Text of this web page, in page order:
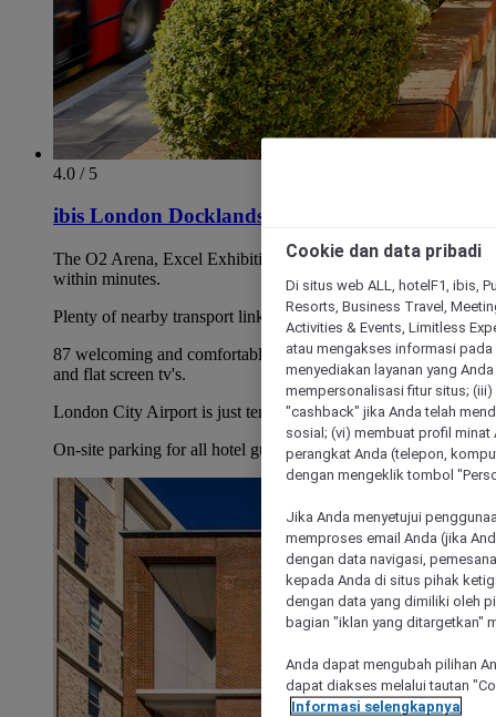
4.0 / 5
ibis London Docklands Canary Wharf
The O2 Arena, Excel Exhibition Centre and Canary Wharf
within minutes.
Plenty of nearby transport links.
87 welcoming and comfortable rooms with power showers
and flat screen tv's.
London City Airport is just ten minutes away.
On-site parking for all hotel guests (payable).
Cookie dan data pribadi
Di situs web ALL, hotelF1, ibis,
Resorts, Business Travel,
Activities & Events, Limitless
atau mengakses informasi
menyediakan layanan yang
mempersonalisasi fitur situs;
"cashback" jika Anda telah
sosial; (vi) membuat profil
perangkat Anda (telepon,
dengan mengeklik tombol
Jika Anda menyetujui
memproses email Anda (jika
dengan data navigasi,
kepada Anda di situs pihak
dengan data yang dimiliki oleh
bagian "iklan yang ditargetkan"
Anda dapat mengubah pilihan
dapat diakses melalui tautan
Informasi selengkapnya